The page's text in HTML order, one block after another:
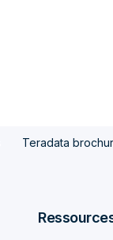
Teradata